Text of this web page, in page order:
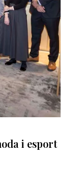
i esport